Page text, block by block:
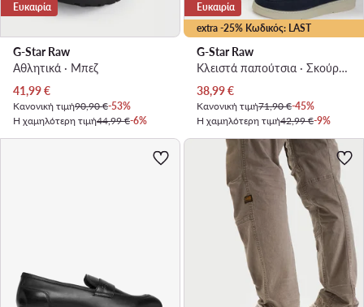
Ευκαιρία
G-Star Raw
Αθλητικά · Μπεζ
Τρέχουσα τιμή
41,99€
Κανονική τιμή90,90 €-53%
Η χαμηλότερη τιμή44,99 €-6%
extra -25% Κωδικός: LAST
Ευκαιρία
G-Star Raw
Κλειστά παπούτσια · Σκούρο μπλε
Τρέχουσα τιμή
38,99€
Κανονική τιμή71,90 €-45%
Η χαμηλότερη τιμή42,99 €-9%